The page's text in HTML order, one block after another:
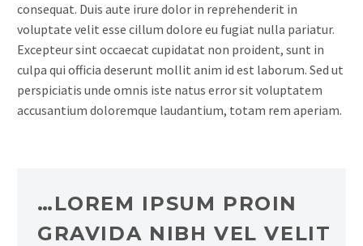
consequat. Duis aute irure dolor in reprehenderit in
voluptate velit esse cillum dolore eu fugiat nulla pariatur.
Excepteur sint occaecat cupidatat non proident, sunt in
culpa qui officia deserunt mollit anim id est laborum. Sed ut
perspiciatis unde omnis iste natus error sit voluptatem
accusantium doloremque laudantium, totam rem aperiam.
…LOREM IPSUM PROIN
GRAVIDA NIBH VEL VELIT